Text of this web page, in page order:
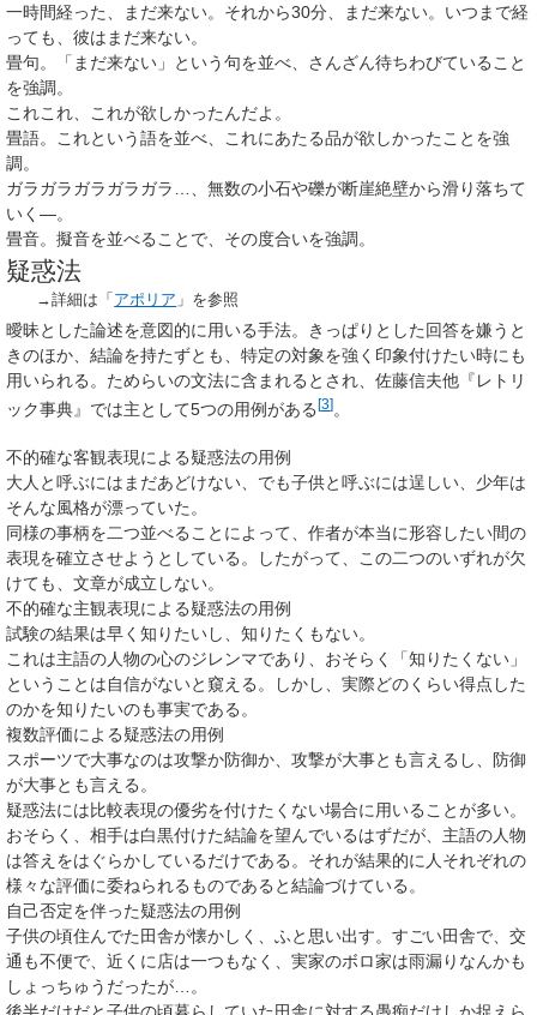
一時間経った、まだ来ない。それから30分、まだ来ない。いつまで経
っても、彼はまだ来ない。
畳句。「まだ来ない」という句を並べ、さんざん待ちわびていること
を強調。
これこれ、これが欲しかったんだよ。
畳語。これという語を並べ、これにあたる品が欲しかったことを強
調。
ガラガラガラガラガラ…、無数の小石や礫が断崖絶壁から滑り落ちて
いく―。
畳音。擬音を並べることで、その度合いを強調。
疑惑法
→詳細は「 アポリア 」を参照
曖昧とした論述を意図的に用いる手法。きっぱりとした回答を嫌うと
きのほか、結論を持たずとも、特定の対象を強く印象付けたい時にも
用いられる。ためらいの文法に含まれるとされ、佐藤信夫他『レトリ
ック事典』では主として5つの用例がある [3]。
不的確な客観表現による疑惑法の用例
大人と呼ぶにはまだあどけない、でも子供と呼ぶには逞しい、少年は
そんな風格が漂っていた。
同様の事柄を二つ並べることによって、作者が本当に形容したい間の
表現を確立させようとしている。したがって、この二つのいずれが欠
けても、文章が成立しない。
不的確な主観表現による疑惑法の用例
試験の結果は早く知りたいし、知りたくもない。
これは主語の人物の心のジレンマであり、おそらく「知りたくない」
ということは自信がないと窺える。しかし、実際どのくらい得点した
のかを知りたいのも事実である。
複数評価による疑惑法の用例
スポーツで大事なのは攻撃か防御か、攻撃が大事とも言えるし、防御
が大事とも言える。
疑惑法には比較表現の優劣を付けたくない場合に用いることが多い。
おそらく、相手は白黒付けた結論を望んでいるはずだが、主語の人物
は答えをはぐらかしているだけである。それが結果的に人それぞれの
様々な評価に委ねられるものであると結論づけている。
自己否定を伴った疑惑法の用例
子供の頃住んでた田舎が懐かしく、ふと思い出す。すごい田舎で、交
通も不便で、近くに店は一つもなく、実家のボロ家は雨漏りなんかも
しょっちゅうだったが…。